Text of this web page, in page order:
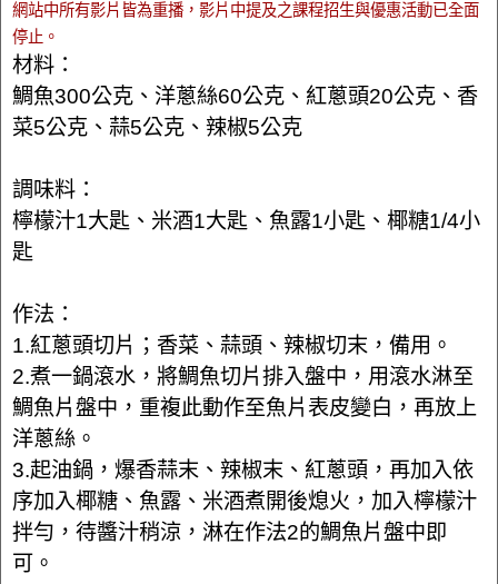
網站中所有影片皆為重播，影片中提及之課程招生與優惠活動已全面
停止。
材料：
鯛魚300公克、洋蔥絲60公克、紅蔥頭20公克、香
菜5公克、蒜5公克、辣椒5公克
調味料：
檸檬汁1大匙、米酒1大匙、魚露1小匙、椰糖1/4小
匙
作法：
1.紅蔥頭切片；香菜、蒜頭、辣椒切末，備用。
2.煮一鍋滾水，將鯛魚切片排入盤中，用滾水淋至
鯛魚片盤中，重複此動作至魚片表皮變白，再放上
洋蔥絲。
3.起油鍋，爆香蒜末、辣椒末、紅蔥頭，再加入依
序加入椰糖、魚露、米酒煮開後熄火，加入檸檬汁
拌勻，待醬汁稍涼，淋在作法2的鯛魚片盤中即
可。